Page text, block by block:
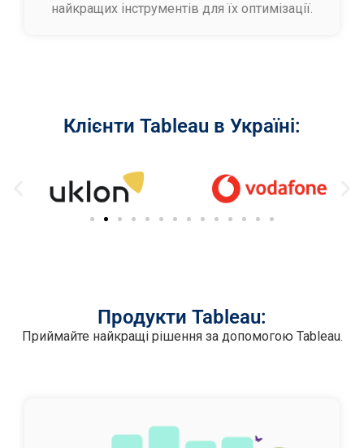
найкращих інструментів для їх оптимізації.
Клієнти Tableau в Україні:
Продукти Tableau:
Приймайте найкращі рішення за допомогою Tableau.